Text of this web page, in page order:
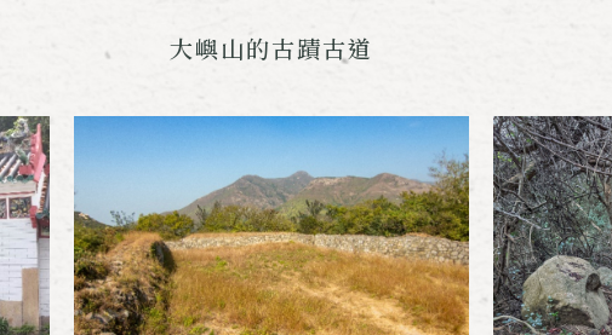
大嶼山的古蹟古道